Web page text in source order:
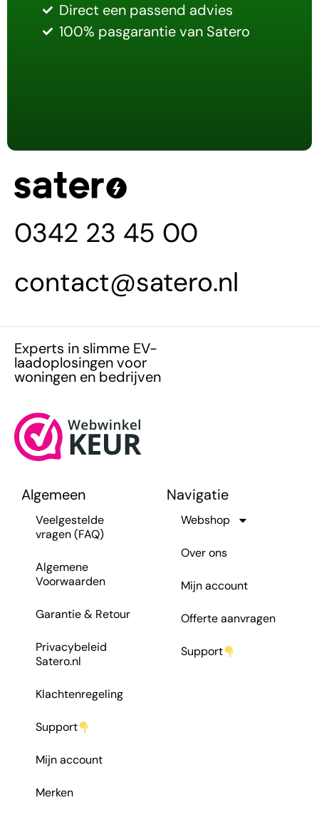
Direct een passend advies
100% pasgarantie van Satero
0342 23 45 00
contact@satero.nl
Experts in slimme EV-
laadoplosingen voor
woningen en bedrijven
Algemeen
Veelgestelde
vragen (FAQ)
Algemene
Voorwaarden
Garantie & Retour
Privacybeleid
Satero.nl
Klachtenregeling
Support
Mijn account
Merken
Navigatie
Webshop
Over ons
Mijn account
Offerte aanvragen
Support